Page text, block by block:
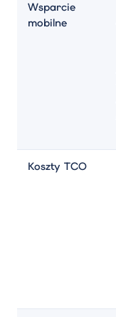
Wsparcie
mobilne
Koszty TCO